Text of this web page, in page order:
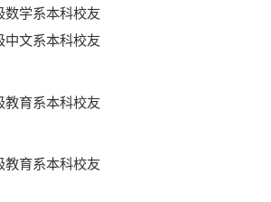
学系本科校友
文系本科校友
育系本科校友
育系本科校友